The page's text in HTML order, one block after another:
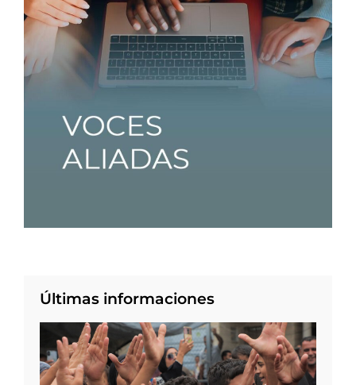
Últimas informaciones